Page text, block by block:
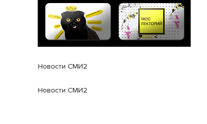
Новости СМИ2
Новости СМИ2